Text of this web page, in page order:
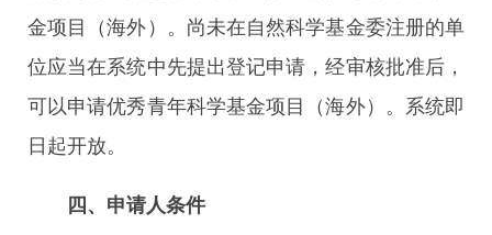
金项目（海外）。尚未在自然科学基金委注册的单
位应当在系统中先提出登记申请，经审核批准后，
可以申请优秀青年科学基金项目（海外）。系统即
日起开放。
四、申请人条件